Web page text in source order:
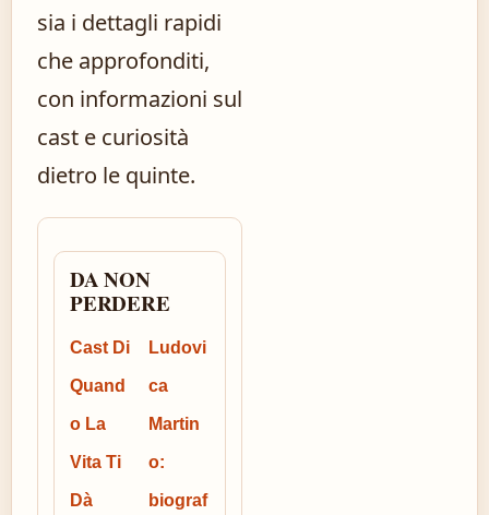
sia i dettagli rapidi
che approfonditi,
con informazioni sul
cast e curiosità
dietro le quinte.
DA NON
PERDERE
Cast Di
Quand
o La
Vita Ti
Dà
Ludovi
ca
Martin
o:
biograf